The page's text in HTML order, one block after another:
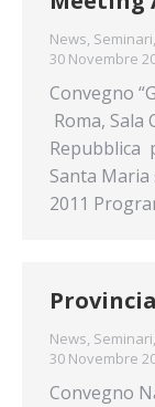
News,
30 Novembre
Convegno
Roma,
Repubblica
Santa
2011
News,
30 Novembre
Convegno